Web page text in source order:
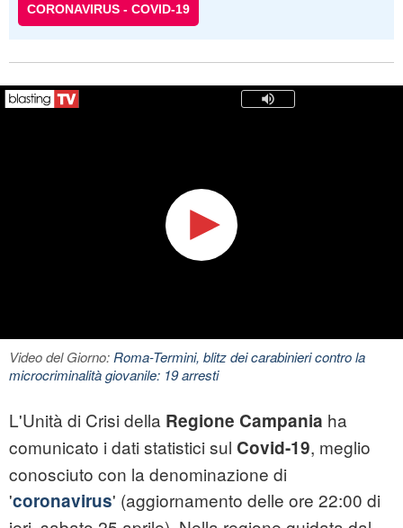
CORONAVIRUS - COVID-19
Video del Giorno:Roma-Termini, blitz dei carabinieri contro la
microcriminalità giovanile: 19 arresti
L'Unità di Crisi della Regione Campania ha
comunicato i dati statistici sul Covid-19, meglio
conosciuto con la denominazione di
'coronavirus' (aggiornamento delle ore 22:00 di